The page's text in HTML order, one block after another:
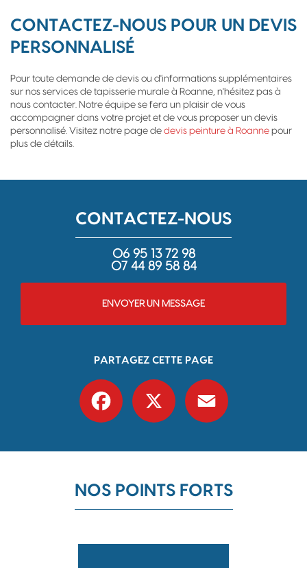
CONTACTEZ-NOUS POUR UN DEVIS
PERSONNALISÉ
Pour toute demande de devis ou d'informations supplémentaires
sur nos services de tapisserie murale à Roanne, n'hésitez pas à
nous contacter. Notre équipe se fera un plaisir de vous
accompagner dans votre projet et de vous proposer un devis
personnalisé. Visitez notre page de devis peinture à Roanne pour
plus de détails.
CONTACTEZ-NOUS
06 95 13 72 98
07 44 89 58 84
ENVOYER UN MESSAGE
PARTAGEZ CETTE PAGE
Facebook
NOS POINTS FORTS